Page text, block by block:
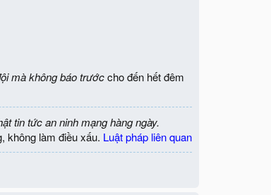
mà không báo trướccho đến hết đêm
tin tức an ninh mạng hàng ngày.
không làm điều xấu. Luật pháp liên quan